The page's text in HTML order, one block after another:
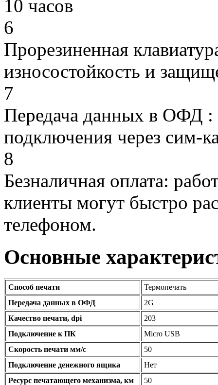
10 часов
6
Прорезиненная
износостойкость и
7
Передача данных в ОФД :
подключения через сим-
8
Безналичная оплата:
клиенты могут быстро
телефоном.
Основные
Способ печати
Термопечать
Передача данных в ОФД
2G
Качество печати, dpi
203
Подключение к ПК
Micro USB
Скорость печати мм/с
50
Подключение денежного ящика
Нет
Ресурс печатающего механизма, км
50